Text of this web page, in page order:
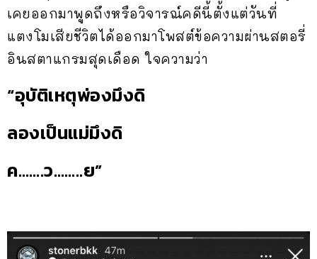
เคยออกมาพูดถึงหรือวิจารณ์คดีนี้ตั้งแต่วันที่
แตงโมเสียชีวิตได้ออกมาโพสต์ข้อความผ่านสตอรี่
อินสตาแกรมสุดเดือด ใจความว่า
“อุบัติเหตุพ่องมึงดิ
ลองเป็นแม่มึงดิ
ค…….ว……..ย”